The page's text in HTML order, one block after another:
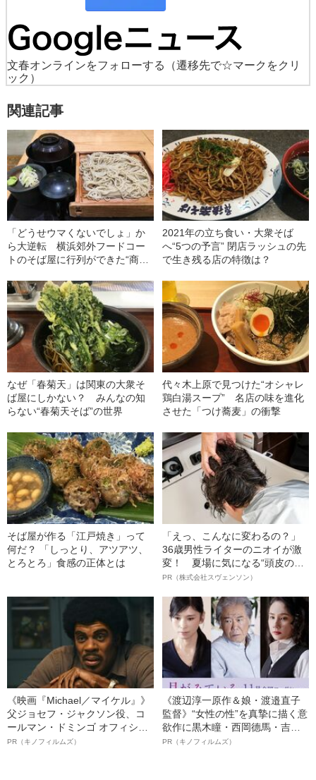
文春オンラインをフォローする
（遷移先で☆マークをクリ
ック）
関連記事
「どうせウマくないでしょ」か
ら大逆転 横浜郊外フードコー
トのそば屋に行列ができた“商売
2021年の立ち食い・大衆そば
へ“5つの予言” 閉店ラッシュの先
で生き残る店の特徴は？
なぜ「春菊天」は関東の大衆そ
ば屋にしかない？ みんなの知
らない“春菊天そば”の世界
代々木上原で見つけた“オシャレ
鶏白湯スープ” 名店の味を進化
させた「つけ蕎麦」の衝撃
そば屋が作る「江戸焼き」って
何だ？ 「しっとり、アツアツ、
とろとろ」食感の正体とは
「えっ、こんなに変わるの？」
36歳男性ライターのニオイが激
変！ 夏場に気になる“頭皮のニ
オイ”や“ベタつき”を解消す
ト”が生み出した徹底ケアとは
PR（株式会社スヴェンソン）
《映画『Michael／マイケル』》
父ジョセフ・ジャクソン役、コ
ールマン・ドミンゴ オフィシャ
ルインタビュー“観客を魅了した
PR（キノフィルムズ）
《渡辺淳一原作＆娘・渡邉直子
監督》“女性の性”を真摯に描く意
欲作に黒木瞳・西岡德馬・吉田
羊が出演決定！《映画『月がみ
PR（キノフィルムズ）